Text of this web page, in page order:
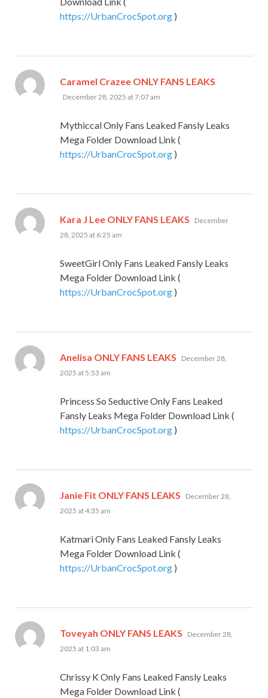
https://UrbanCrocSpot.org )
Caramel Crazee ONLY FANS LEAKS
December 28, 2025 at 7:07 am
Mythiccal Only Fans Leaked Fansly Leaks
Mega Folder Download Link (
https://UrbanCrocSpot.org )
Kara J Lee ONLY FANS LEAKS says:
December
28, 2025 at 6:25 am
SweetGirl Only Fans Leaked Fansly Leaks
Mega Folder Download Link (
https://UrbanCrocSpot.org )
Anelisa ONLY FANS LEAKS says:
December 28,
2025 at 5:53 am
Princess So Seductive Only Fans Leaked
Fansly Leaks Mega Folder Download Link (
https://UrbanCrocSpot.org )
Janie Fit ONLY FANS LEAKS says:
December 28,
2025 at 4:35 am
Katmari Only Fans Leaked Fansly Leaks
Mega Folder Download Link (
https://UrbanCrocSpot.org )
Toveyah ONLY FANS LEAKS says:
December 28,
2025 at 1:03 am
Chrissy K Only Fans Leaked Fansly Leaks
Mega Folder Download Link (